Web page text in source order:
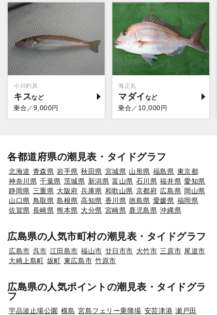
小川釣具
キス
乗合／ 9,000円
海正丸
マダイ
乗合／ 10,000円
各都道府県の潮見表・タイドグラフ
北海道 青森県 岩手県 秋田県 宮城県 山形県 福島県 東京都
神奈川県 千葉県 茨城県 新潟県 富山県 石川県 福井県 愛知県
静岡県 三重県 大阪府 兵庫県 和歌山県 京都府 広島県 岡山県
山口県 鳥取県 島根県 高知県 香川県 徳島県 愛媛県 福岡県
佐賀県 長崎県 熊本県 大分県 宮崎県 鹿児島県 沖縄県
広島県の人気市町村の潮見表・タイドグラフ
広島市 呉市 江田島市 福山市 廿日市市 大竹市 三原市 尾道市
大崎上島町 坂町 東広島市 竹原市
広島県の人気ポイントの潮見表・タイドグラ
フ
宇品波止場公園 横島 宮島フェリー乗降場 安芸津港 瀬戸田